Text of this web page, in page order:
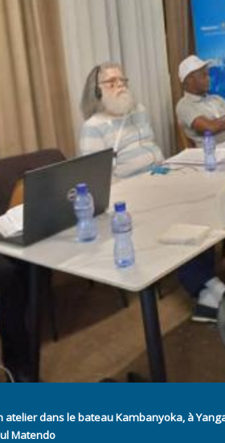
atelier dans le bateau Kambanyoka, à
Matendo